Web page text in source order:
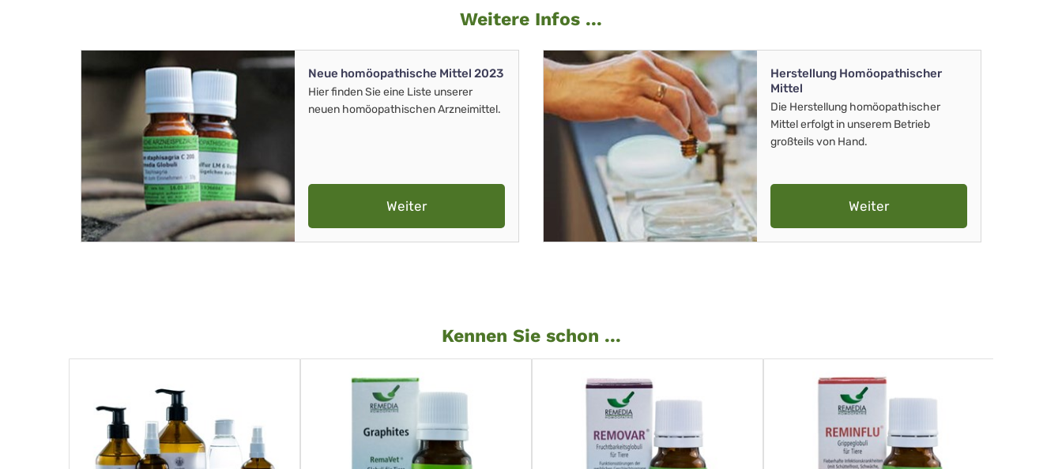
Weitere Infos ...
Neue homöopathische Mittel 2023
Hier finden Sie eine Liste unserer
neuen homöopathischen Arzneimittel.
Weiter
Herstellung Homöopathischer
Mittel
Die Herstellung homöopathischer
Mittel erfolgt in unserem Betrieb
großteils von Hand.
Weiter
Kennen Sie schon ...